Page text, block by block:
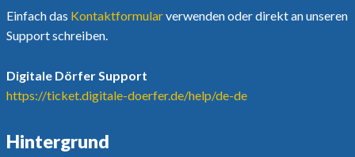
Einfach das Kontaktformularverwenden oder direkt an unseren
Support schreiben.
Digitale Dörfer Support
https://ticket.digitale-doerfer.de/help/de-de
Hintergrund